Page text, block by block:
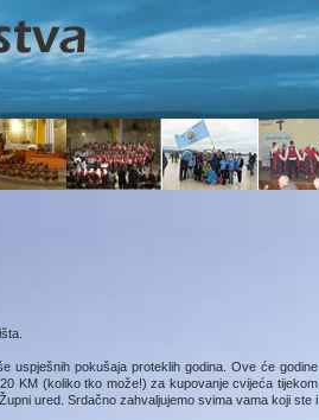
uspješnih pokušaja proteklih godina. Ove će godine
KM (koliko tko može!) za kupovanje cvijeća tijekom
ured. Srdačno zahvaljujemo svima vama koji ste i